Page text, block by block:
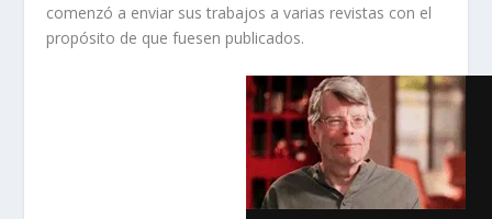
comenzó a enviar sus trabajos a varias revistas con el
propósito de que fuesen publicados.